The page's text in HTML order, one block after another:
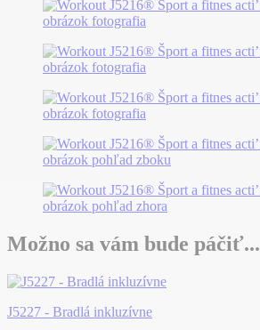
Možno sa vám bude páčiť...
J5227 - Bradlá inkluzívne